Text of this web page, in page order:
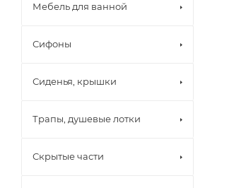
Мебель для ванной
Сифоны
Сиденья, крышки
Трапы, душевые лотки
Скрытые части